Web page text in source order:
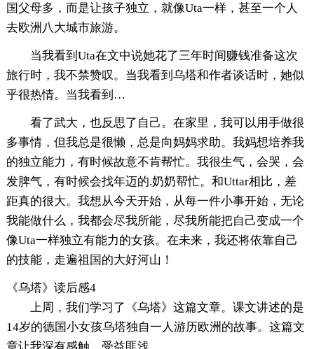
国父母多，而是让孩子独立，就像Uta一样，甚至一个人
去欧洲八大城市旅游。
当我看到Uta在文中说她花了三年时间赚钱准备这次
旅行时，我不禁赞叹。当我看到乌塔和作者谈话时，她似
乎很热情。当我看到…
看了武大，也反思了自己。在家里，我可以用手做很
多事情，但我总是很懒，总是向妈妈求助。我妈想培养我
的独立能力，有时候故意不肯帮忙。我很生气，会哭，会
发脾气，有时候会找年迈的.奶奶帮忙。和Uttar相比，差
距真的很大。我想从今天开始，从每一件小事开始，无论
我能做什么，我都会尽我所能，尽我所能把自己变成一个
像Uta一样独立有能力的女孩。在未来，我还将依靠自己
的技能，走遍祖国的大好河山！
《乌塔》读后感4
上周，我们学习了《乌塔》这篇文章。课文讲述的是
14岁的德国小女孩乌塔独自一人游历欧洲的故事。这篇文